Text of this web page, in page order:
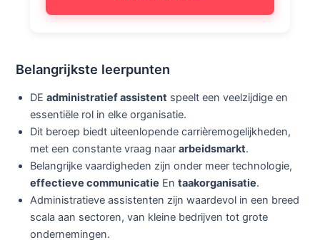
Belangrijkste leerpunten
DEadministratief assistent speelt een veelzijdige en
essentiële rol in elke organisatie.
Dit beroep biedt uiteenlopende carrièremogelijkheden,
met een constante vraag naararbeidsmarkt.
Belangrijke vaardigheden zijn onder meer technologie,
effectieve communicatie Entaakorganisatie.
Administratieve assistenten zijn waardevol in een breed
scala aan sectoren, van kleine bedrijven tot grote
ondernemingen.